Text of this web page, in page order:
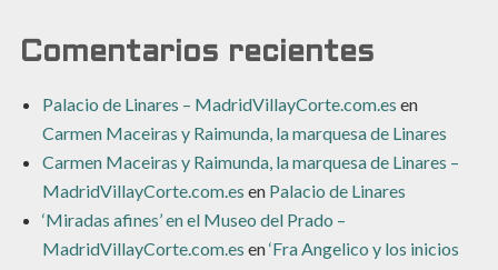
Comentarios recientes
Palacio de Linares – MadridVillayCorte.com.es en
Carmen Maceiras y Raimunda, la marquesa de Linares
Carmen Maceiras y Raimunda, la marquesa de Linares –
MadridVillayCorte.com.es en Palacio de Linares
‘Miradas afines’ en el Museo del Prado –
MadridVillayCorte.com.es en‘Fra Angelico y los inicios